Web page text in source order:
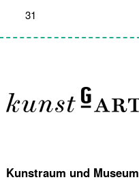
31
Kunstraum und Museum